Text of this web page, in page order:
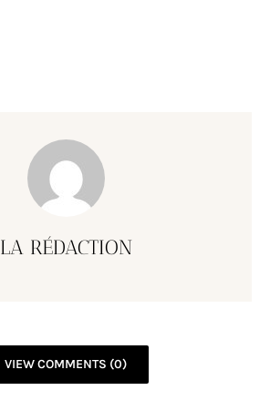
LA RÉDACTION
VIEW COMMENTS (0)